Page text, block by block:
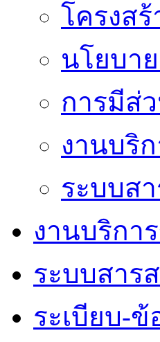
โครงส
นโยบา
การมีส่
งานบริก
ระบบส
งานบริกา
ระบบสาร
ระเบียบ-ข้